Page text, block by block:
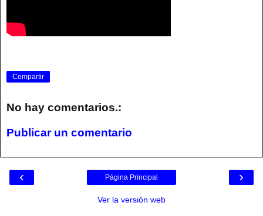
Compartir
No hay comentarios.:
Publicar un comentario
‹ ›
Página Principal
Ver la versión web